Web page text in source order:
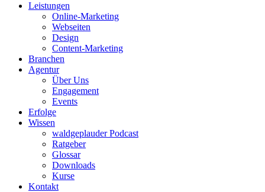
Leistungen
Online-Marketing
Webseiten
Design
Content-Marketing
Branchen
Agentur
Über Uns
Engagement
Events
Erfolge
Wissen
waldgeplauder Podcast
Ratgeber
Glossar
Downloads
Kurse
Kontakt